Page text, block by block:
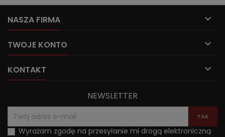
NASZA FIRMA 
TWOJE KONTO 
KONTAKT 
NEWSLETTER
Wyrażam zgodę na przesyłanie mi drogą elektroniczną